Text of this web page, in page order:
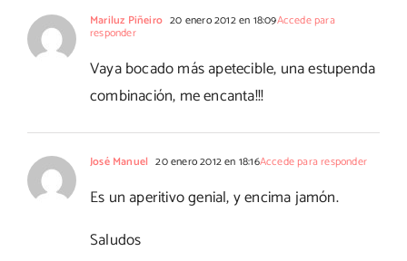
Mariluz Piñeiro 20 enero 2012 en 18:09Accede para
responder
Vaya bocado más apetecible, una estupenda
combinación, me encanta!!!
José Manuel 20 enero 2012 en 18:16Accede para responder
Es un aperitivo genial, y encima jamón.
Saludos